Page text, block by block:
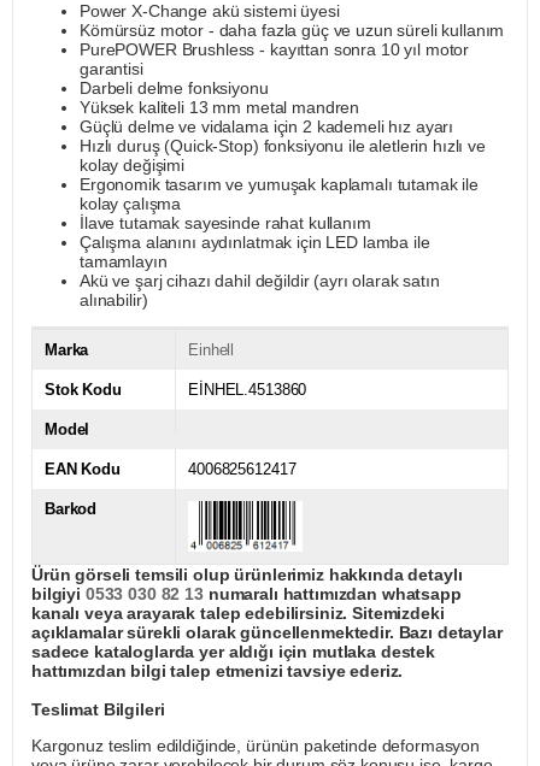
Power X-Change akü sistemi üyesi
Kömürsüz motor - daha fazla güç ve uzun süreli kullanım
PurePOWER Brushless - kayıttan sonra 10 yıl motor
garantisi
Darbeli delme fonksiyonu
Yüksek kaliteli 13 mm metal mandren
Güçlü delme ve vidalama için 2 kademeli hız ayarı
Hızlı duruş (Quick-Stop) fonksiyonu ile aletlerin hızlı ve
kolay değişimi
Ergonomik tasarım ve yumuşak kaplamalı tutamak ile
kolay çalışma
İlave tutamak sayesinde rahat kullanım
Çalışma alanını aydınlatmak için LED lamba ile
tamamlayın
Akü ve şarj cihazı dahil değildir (ayrı olarak satın
alınabilir)
Marka Einhell
Stok Kodu EİNHEL.4513860
Model
EAN Kodu 4006825612417
Barkod
Ürün görseli temsili olup ürünlerimiz hakkında detaylı
bilgiyi 0533 030 82 13numaralı hattımızdan whatsapp
kanalı veya arayarak talep edebilirsiniz. Sitemizdeki
açıklamalar sürekli olarak güncellenmektedir. Bazı detaylar
sadece kataloglarda yer aldığı için mutlaka destek
hattımızdan bilgi talep etmenizi tavsiye ederiz.
Teslimat Bilgileri
Kargonuz teslim edildiğinde, ürünün paketinde deformasyon